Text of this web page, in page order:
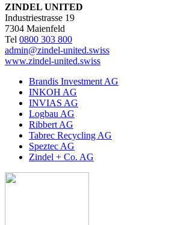
ZINDEL UNITED
Industriestrasse 19
7304 Maienfeld
Tel 0800 303 800
admin@zindel-united.swiss
www.zindel-united.swiss
Brandis Investment AG
INKOH AG
INVIAS AG
Logbau AG
Ribbert AG
Tabrec Recycling AG
Speztec AG
Zindel + Co. AG